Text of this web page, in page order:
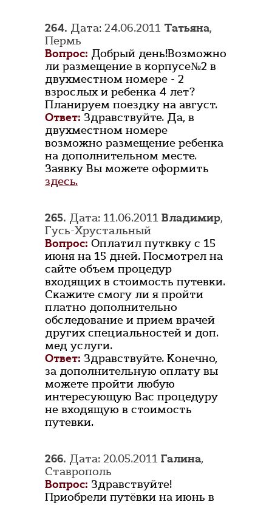
264. Дата: 24.06.2011 Татьяна,
Пермь
Вопрос: Добрый день!Возможно
ли размещение в корпусе№2 в
двухместном номере - 2
взрослых и ребенка 4 лет?
Планируем поездку на август.
Ответ: Здравствуйте. Да, в
двухместном номере
возможно размещение ребенка
на дополнительном месте.
Заявку Вы можете оформить
здесь.
265. Дата: 11.06.2011 Владимир,
Гусь-Хрустальный
Вопрос: Оплатил путквку с 15
июня на 15 дней. Посмотрел на
сайте объем процедур
входящих в стоимость путевки.
Скажите смогу ли я пройти
платно дополнительно
обследование и прием врачей
других специальностей и доп.
мед услуги.
Ответ: Здравствуйте. Конечно,
за дополнительную оплату вы
можете пройти любую
интересующую Вас процедуру
не входящую в стоимость
путевки.
266. Дата: 20.05.2011 Галина,
Ставрополь
Вопрос: Здравствуйте!
Приобрели путёвки на июнь в